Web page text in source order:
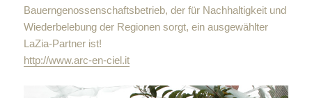
Bauerngenossenschaftsbetrieb, der für Nachhaltigkeit und
Wiederbelebung der Regionen sorgt, ein ausgewählter
LaZia-Partner ist!
http://www.arc-en-ciel.it